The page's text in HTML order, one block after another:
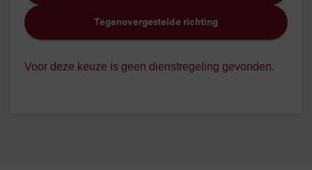
Tegenovergestelde richting
Voor deze keuze is geen dienstregeling gevonden.